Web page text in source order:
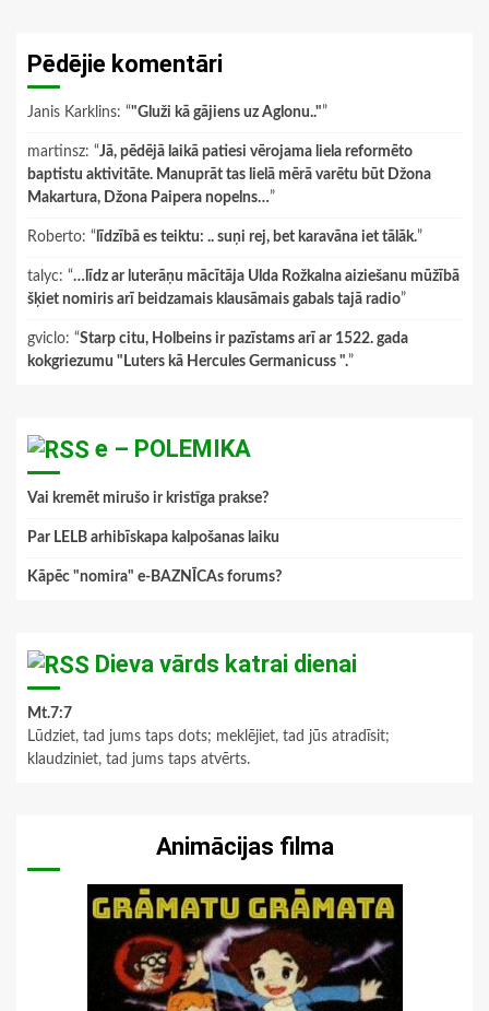
Pēdējie komentāri
Janis Karklins: “"Gluži kā gājiens uz Aglonu.."”
martinsz: “Jā, pēdējā laikā patiesi vērojama liela reformēto
baptistu aktivitāte. Manuprāt tas lielā mērā varētu būt Džona
Makartura, Džona Paipera nopelns…”
Roberto: “ līdzībā es teiktu: .. suņi rej, bet karavāna iet tālāk.”
talyc: “…līdz ar luterāņu mācītāja Ulda Rožkalna aiziešanu mūžībā
šķiet nomiris arī beidzamais klausāmais gabals tajā radio”
gviclo: “Starp citu, Holbeins ir pazīstams arī ar 1522. gada
kokgriezumu "Luters kā Hercules Germanicuss ".”
e – POLEMIKA
Vai kremēt mirušo ir kristīga prakse?
Par LELB arhibīskapa kalpošanas laiku
Kāpēc "nomira" e-BAZNĪCAs forums?
Dieva vārds katrai dienai
Mt.7:7
Lūdziet, tad jums taps dots; meklējiet, tad jūs atradīsit;
klaudziniet, tad jums taps atvērts.
Animācijas filma